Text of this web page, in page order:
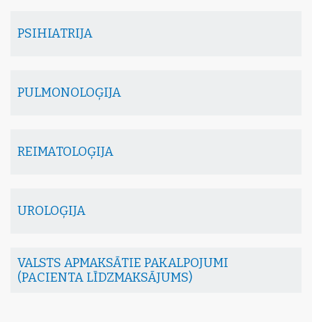
PSIHIATRIJA
PULMONOLOĢIJA
REIMATOLOĢIJA
UROLOĢIJA
VALSTS APMAKSĀTIE PAKALPOJUMI
(PACIENTA LĪDZMAKSĀJUMS)